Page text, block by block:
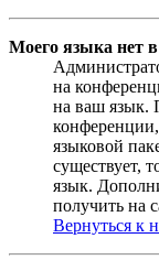
Моего языка нет в
на
на ваш язык.
языковой
существует,
язык.
получить на
Вернуться к